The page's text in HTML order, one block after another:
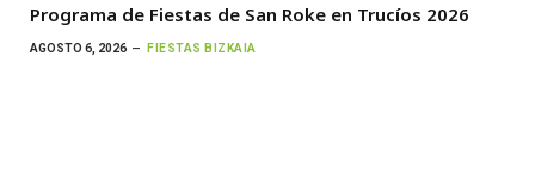
Programa de Fiestas de San Roke en Trucíos 2026
AGOSTO 6, 2026 FIESTAS BIZKAIA